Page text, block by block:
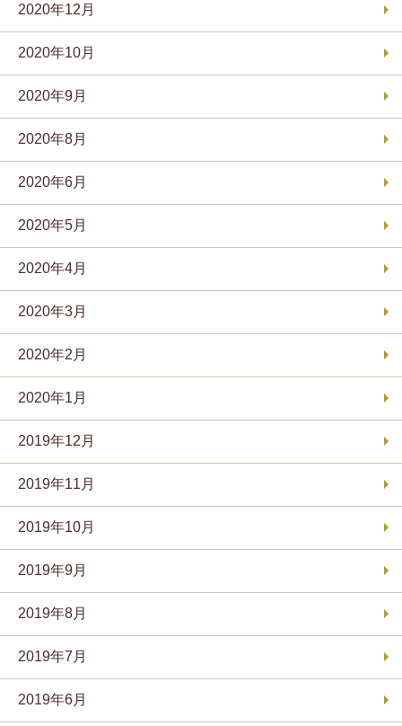
2020年12月
2020年10月
2020年9月
2020年8月
2020年6月
2020年5月
2020年4月
2020年3月
2020年2月
2020年1月
2019年12月
2019年11月
2019年10月
2019年9月
2019年8月
2019年7月
2019年6月